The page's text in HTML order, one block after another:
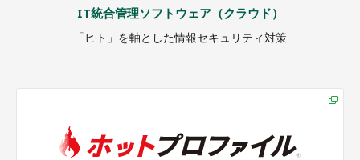
IT統合管理ソフトウェア（クラウド）
「ヒト」を軸とした情報セキュリティ対策